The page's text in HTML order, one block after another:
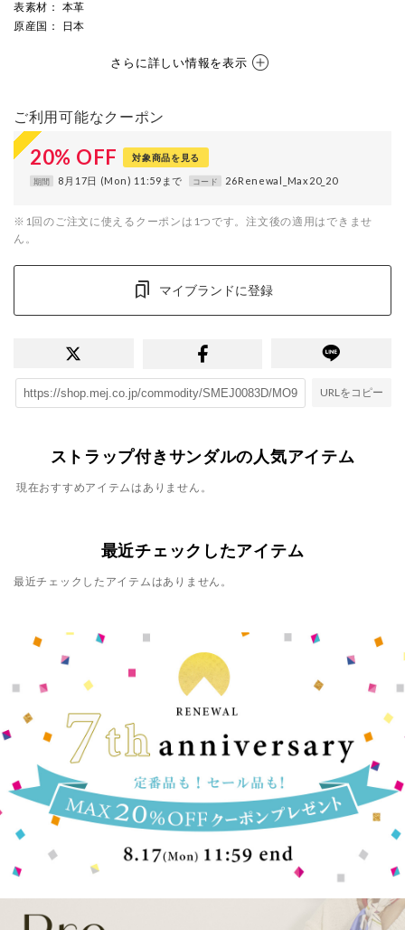
表素材 ： 本革
原産国 ： 日本
さらに詳しい情報を表示
ご利用可能なクーポン
20% OFF 対象商品を見る
期間 8月17日 (Mon) 11:59まで コード 26Renewal_Max20_20
※1回のご注文に使えるクーポンは1つです。注文後の適用はできませ
ん。
マイブランドに登録
URLをコピー
ストラップ付きサンダルの人気アイテム
現在おすすめアイテムはありません。
最近チェックしたアイテム
最近チェックしたアイテムはありません。